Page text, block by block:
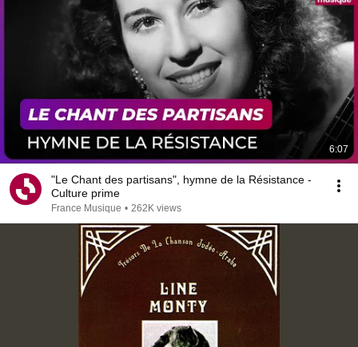
6:07
"Le Chant des partisans", hymne de la Résistance -
Culture prime
France Musique • 262K views